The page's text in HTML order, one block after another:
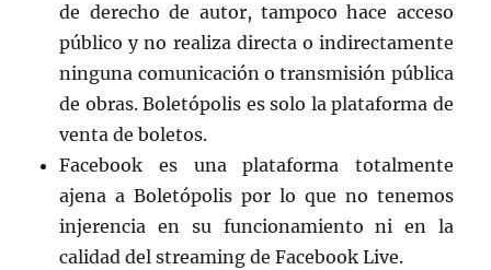
de derecho de autor, tampoco hace acceso
público y no realiza directa o indirectamente
ninguna comunicación o transmisión pública
de obras. Boletópolis es solo la plataforma de
venta de boletos.
Facebook es una plataforma totalmente
ajena a Boletópolis por lo que no tenemos
injerencia en su funcionamiento ni en la
calidad del streaming de Facebook Live.